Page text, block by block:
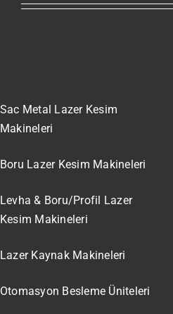
Sac Metal Lazer Kesim
Makineleri
Boru Lazer Kesim Makineleri
Levha & Boru/Profil Lazer
Kesim Makineleri
Lazer Kaynak Makineleri
Otomasyon Besleme Üniteleri